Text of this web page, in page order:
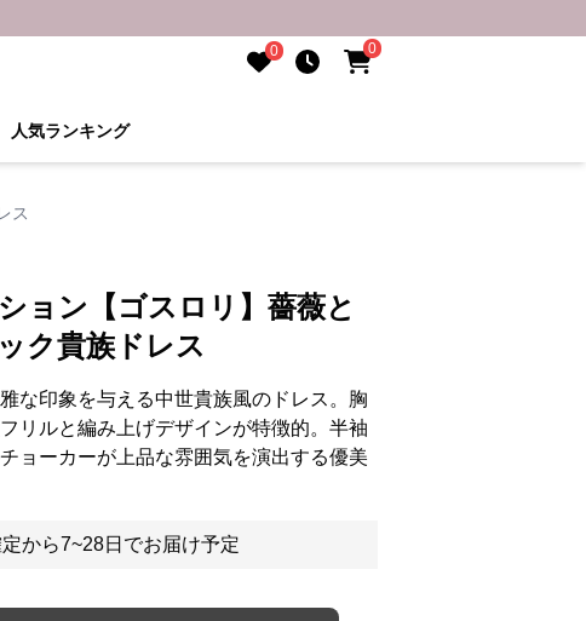
0 0
人気ランキング
ス
ョン【ゴスロリ】薔薇と
ク貴族ドレス
な印象を与える中世貴族風のドレス。胸
リルと編み上げデザインが特徴的。半袖
ョーカーが上品な雰囲気を演出する優美
から7~28日でお届け予定